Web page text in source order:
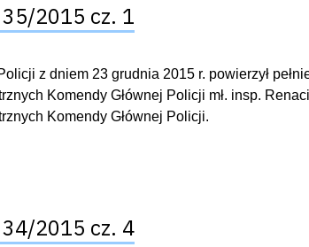
2015 cz. 1
z dniem 23 grudnia 2015 r. powierzył
Komendy Głównej Policji mł. insp.
Komendy Głównej Policji.
2015 cz. 4